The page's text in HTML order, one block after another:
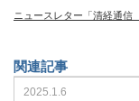
ニュースレター「清経通信
関連記事
2025.1.6